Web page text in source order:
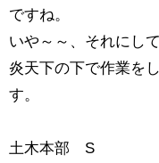
ですね。
いや～～、それにし
炎天下の下で作業を
す。
土木本部 S